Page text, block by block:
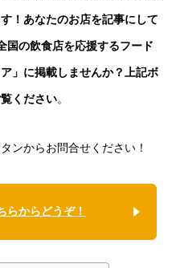
！あなたのお店を記事にして
国の飲食店を応援するフード
」に掲載しませんか？上記ボ
ください。
ンからお問合せください！
らからどうぞ！